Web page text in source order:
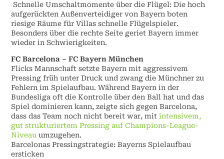
Schnelle Umschaltmomente über die Flügel: Die hoch
aufgerückten Außenverteidiger von Bayern boten
riesige Räume für Villas schnelle Flügelspieler.
Besonders über die rechte Seite geriet Bayern immer
wieder in Schwierigkeiten.
FC Barcelona – FC Bayern München
Flicks Mannschaft setzte Bayern mit aggressivem
Pressing früh unter Druck und zwang die Münchner zu
Fehlern im Spielaufbau. Während Bayern in der
Bundesliga oft die Kontrolle über den Ball hat und das
Spiel dominieren kann, zeigte sich gegen Barcelona,
dass das Team noch nicht bereit war, mit intensivem,
gut strukturiertem Pressing auf Champions-League-
Niveau umzugehen.
Barcelonas Pressingstrategie: Bayerns Spielaufbau
ersticken